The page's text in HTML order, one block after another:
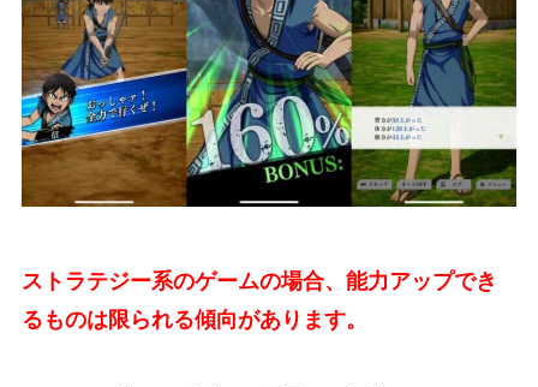
ストラテジー系のゲームの場合、能力アップでき
るものは限られる傾向があります。